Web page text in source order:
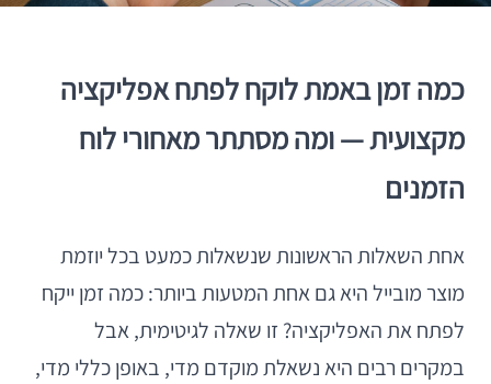
כמה זמן באמת לוקח לפתח אפליקציה
מקצועית — ומה מסתתר מאחורי לוח
הזמנים
אחת השאלות הראשונות שנשאלות כמעט בכל יוזמת
מוצר מובייל היא גם אחת המטעות ביותר: כמה זמן ייקח
לפתח את האפליקציה? זו שאלה לגיטימית, אבל
במקרים רבים היא נשאלת מוקדם מדי, באופן כללי מדי,